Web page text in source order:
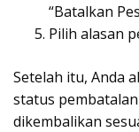
“Batalkan
Pilih alasan
Setelah itu, Anda
status
dikembalikan